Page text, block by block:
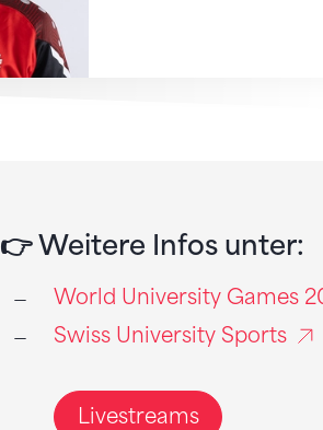
👉 Weitere Infos unter:
World University Games
Swiss University Sports
Livestreams